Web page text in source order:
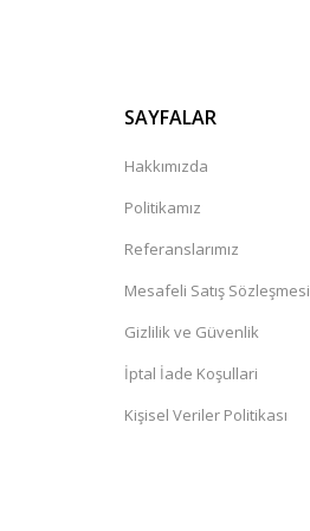
SAYFALAR
Hakkımızda
Politikamız
Referanslarımız
Mesafeli Satış Sözleşmesi
Gizlilik ve Güvenlik
İptal İade Koşullari
Kişisel Veriler Politikası